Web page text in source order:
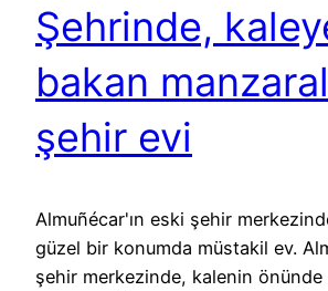
Şehrinde,
bakan
şehir evi
Almuñécar'ın eski şehir
güzel bir konumda müstakil ev.
şehir merkezinde, kalenin önünde